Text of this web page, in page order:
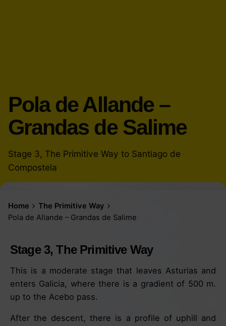
Pola de Allande –
Grandas de Salime
Stage 3, The Primitive Way to Santiago de
Compostela
Home
The Primitive Way
Pola de Allande – Grandas de Salime
Stage 3, The Primitive Way
This is a moderate stage that leaves Asturias and
enters Galicia, where there is a gradient of 500 m.
up to the Acebo pass.
After the descent, there is a profile of uphill and